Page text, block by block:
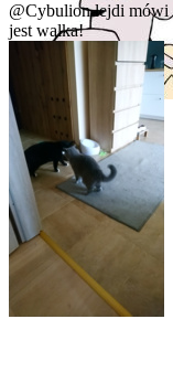
@Cybulionlejdi mówi
jest walka!